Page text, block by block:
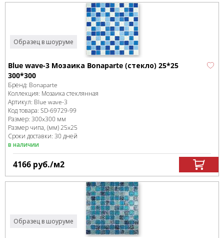
Образец в шоуруме
Blue wave-3 Мозаика Bonaparte (стекло) 25*25
300*300
Бренд: Bonaparte
Коллекция: Мозаика стеклянная
Артикул: Blue wave-3
Код товара: SD-69729-99
Размер: 300x300 мм
Размер чипа, (мм)25x25
Сроки доставки: 30 дней
в наличии
4166 руб./м2
Образец в шоуруме